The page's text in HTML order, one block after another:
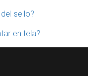
sello?
en tela?